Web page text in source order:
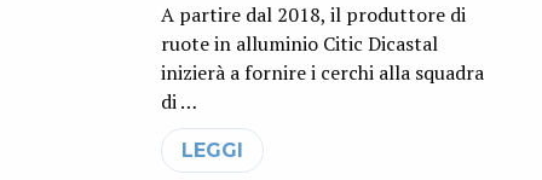
A partire dal 2018, il produttore di
ruote in alluminio Citic Dicastal
inizierà a fornire i cerchi alla squadra
di …
LEGGI